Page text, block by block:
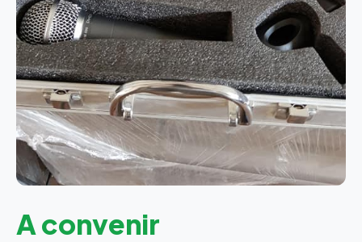
A convenir